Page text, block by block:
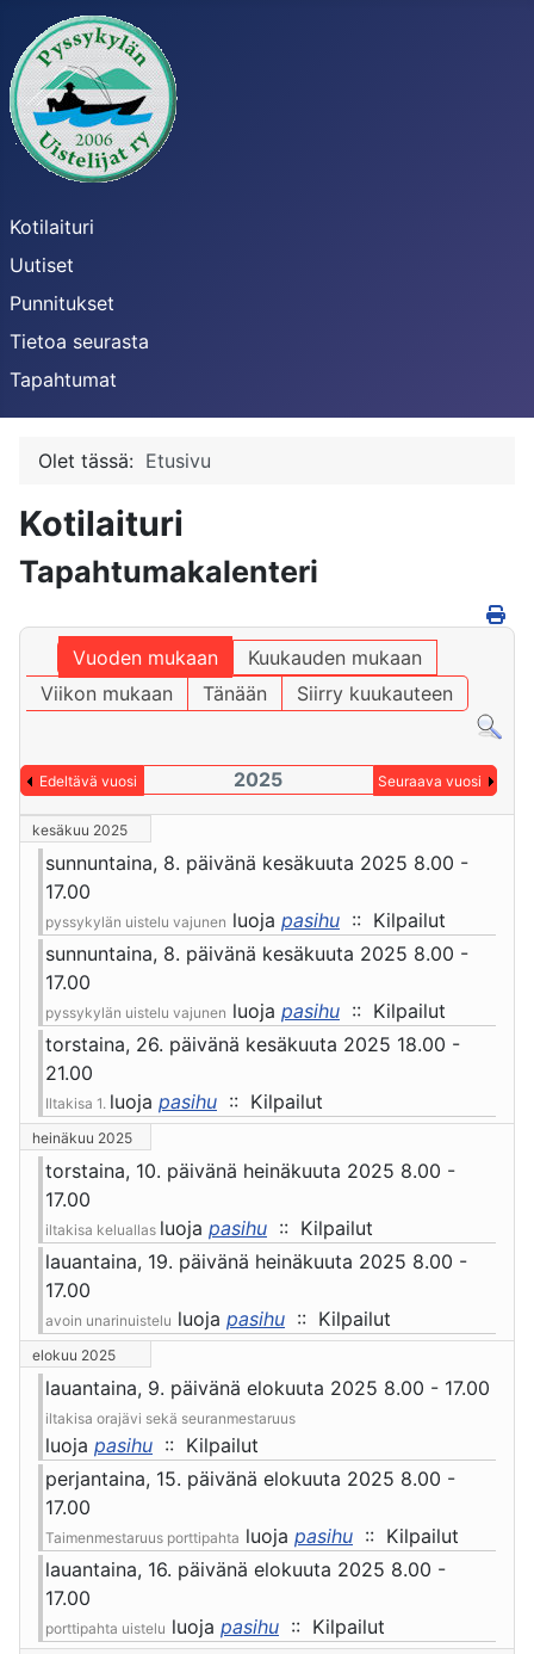
Kotilaituri
Uutiset
Punnitukset
Tietoa seurasta
Tapahtumat
Olet tässä: Etusivu
Kotilaituri
Tapahtumakalenteri
Vuoden mukaan
Kuukauden mukaan
Viikon mukaan
Tänään Siirry kuukauteen
Edeltävä vuosi 2025 Seuraava vuosi
kesäkuu 2025
sunnuntaina, 8. päivänä kesäkuuta 2025 8.00 -
17.00
pyssykylän uistelu vajunen luoja pasihu :: Kilpailut
sunnuntaina, 8. päivänä kesäkuuta 2025 8.00 -
17.00
pyssykylän uistelu vajunen luoja pasihu :: Kilpailut
torstaina, 26. päivänä kesäkuuta 2025 18.00 -
21.00
Iltakisa 1. luoja pasihu :: Kilpailut
heinäkuu 2025
torstaina, 10. päivänä heinäkuuta 2025 8.00 -
17.00
iltakisa keluallas luoja pasihu :: Kilpailut
lauantaina, 19. päivänä heinäkuuta 2025 8.00 -
17.00
avoin unarinuistelu luoja pasihu :: Kilpailut
elokuu 2025
lauantaina, 9. päivänä elokuuta 2025 8.00 - 17.00
iltakisa orajävi sekä seuranmestaruus
luoja pasihu :: Kilpailut
perjantaina, 15. päivänä elokuuta 2025 8.00 -
17.00
Taimenmestaruus porttipahta luoja pasihu :: Kilpailut
lauantaina, 16. päivänä elokuuta 2025 8.00 -
17.00
porttipahta uistelu luoja pasihu :: Kilpailut